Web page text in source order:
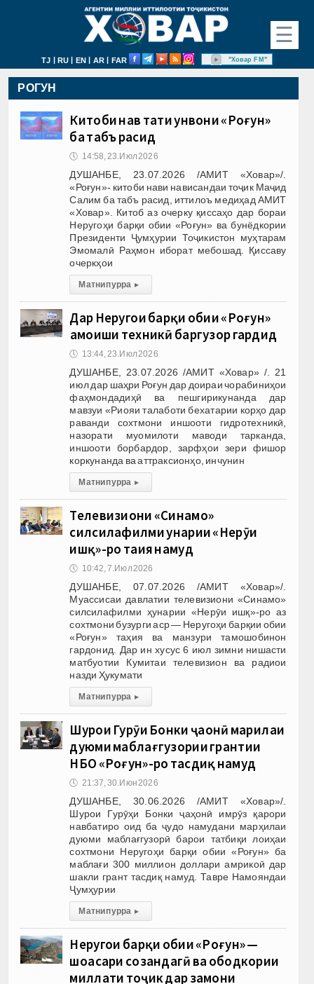
☰
TJ | RU | EN | AR | FAR "Ховар FM"
РОГУН
Китоби нав таҳти унвони «Роғун»
ба табъ расид
🕔 14:58, 23.Июл 2026
ДУШАНБЕ, 23.07.2026 /АМИТ «Ховар»/.
«Роғун»- китоби нави нависандаи тоҷик Маҷид
Салим ба табъ расид, иттилоъ медиҳад АМИТ
«Ховар». Китоб аз очерку қиссаҳо дар бораи
Неругоҳи барқи обии «Роғун» ва бунёдкории
Президенти Ҷумҳурии Тоҷикистон муҳтарам
Эмомалӣ Раҳмон иборат мебошад. Қиссаву
очеркҳои
Матни пурра ▸
Дар Неругоҳи барқи обии «Роғун»
ҳамоиши техникӣ баргузор гардид
🕔 13:44, 23.Июл 2026
ДУШАНБЕ, 23.07.2026 /АМИТ «Ховар» /. 21
июл дар шаҳри Роғун дар доираи чорабиниҳои
фаҳмондадиҳӣ ва пешгирикунанда дар
мавзуи «Риояи талаботи бехатарии корҳо дар
раванди сохтмони иншооти гидротехникӣ,
назорати муомилоти маводи тарканда,
иншооти борбардор, зарфҳои зери фишор
коркунанда ва аттраксионҳо, инчунин
Матни пурра ▸
Телевизиони «Синамо»
силсилафилми ҳунарии «Нерӯи
ишқ»-ро таҳия намуд
🕔 10:42, 7.Июл 2026
ДУШАНБЕ, 07.07.2026 /АМИТ «Ховар»/.
Муассисаи давлатии телевизиони «Синамо»
силсилафилми ҳунарии «Нерӯи ишқ»-ро аз
сохтмони бузурги аср — Неругоҳи барқии обии
«Роғун» таҳия ва манзури тамошобинон
гардонид. Дар ин хусус 6 июл зимни нишасти
матбуотии Кумитаи телевизион ва радиои
назди Ҳукумати
Матни пурра ▸
Шурои Гурӯҳи Бонки ҷаҳонӣ марҳилаи
дуюми маблағгузории грантии
НБО «Роғун»-ро тасдиқ намуд
🕔 21:37, 30.Июн 2026
ДУШАНБЕ, 30.06.2026 /АМИТ «Ховар»/.
Шурои Гурӯҳи Бонки ҷаҳонӣ имрӯз қарори
навбатиро оид ба ҷудо намудани марҳилаи
дуюми маблағгузорӣ барои татбиқи лоиҳаи
сохтмони Неругоҳи барқи обии «Роғун» ба
маблағи 300 миллион доллари амрикоӣ дар
шакли грант тасдиқ намуд. Тавре Намояндаи
Ҷумҳурии
Матни пурра ▸
Неругоҳи барқи обии «Роғун» —
шоҳасари созандагӣ ва ободкории
миллати тоҷик дар замони